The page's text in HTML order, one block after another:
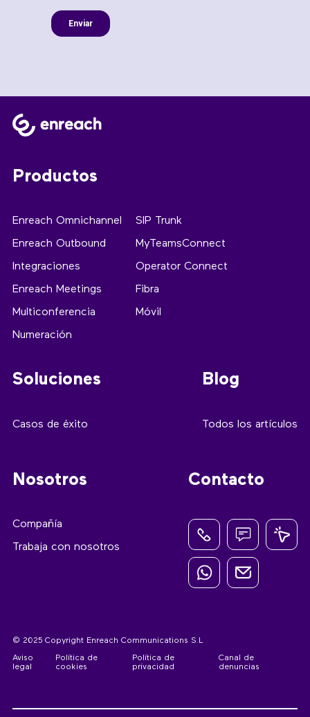
Productos
Enreach Omnichannel
Enreach Outbound
Integraciones
Enreach Meetings
Multiconferencia
Numeración
SIP Trunk
MyTeamsConnect
Operator Connect
Fibra
Móvil
Soluciones
Casos de éxito
Blog
Todos los artículos
Nosotros
Compañía
Trabaja con nosotros
Contacto
© 2025 Copyright Enreach Communications S.L
Aviso
legal
Política de
cookies
Política de
privacidad
Canal de
denuncias